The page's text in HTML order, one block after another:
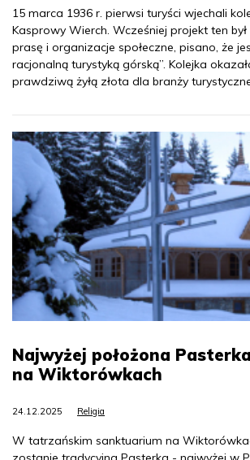
15 marca 1936 r. pierwsi turyści wjechali
Kasprowy Wierch. Wcześniej projekt ten
prasę i organizacje społeczne, pisano, że
racjonalną turystyką górską”. Kolejka
prawdziwą żyłą złota dla branży
Najwyżej położona
na Wiktorówkach
24.12.2025 Religia
W tatrzańskim sanktuarium na